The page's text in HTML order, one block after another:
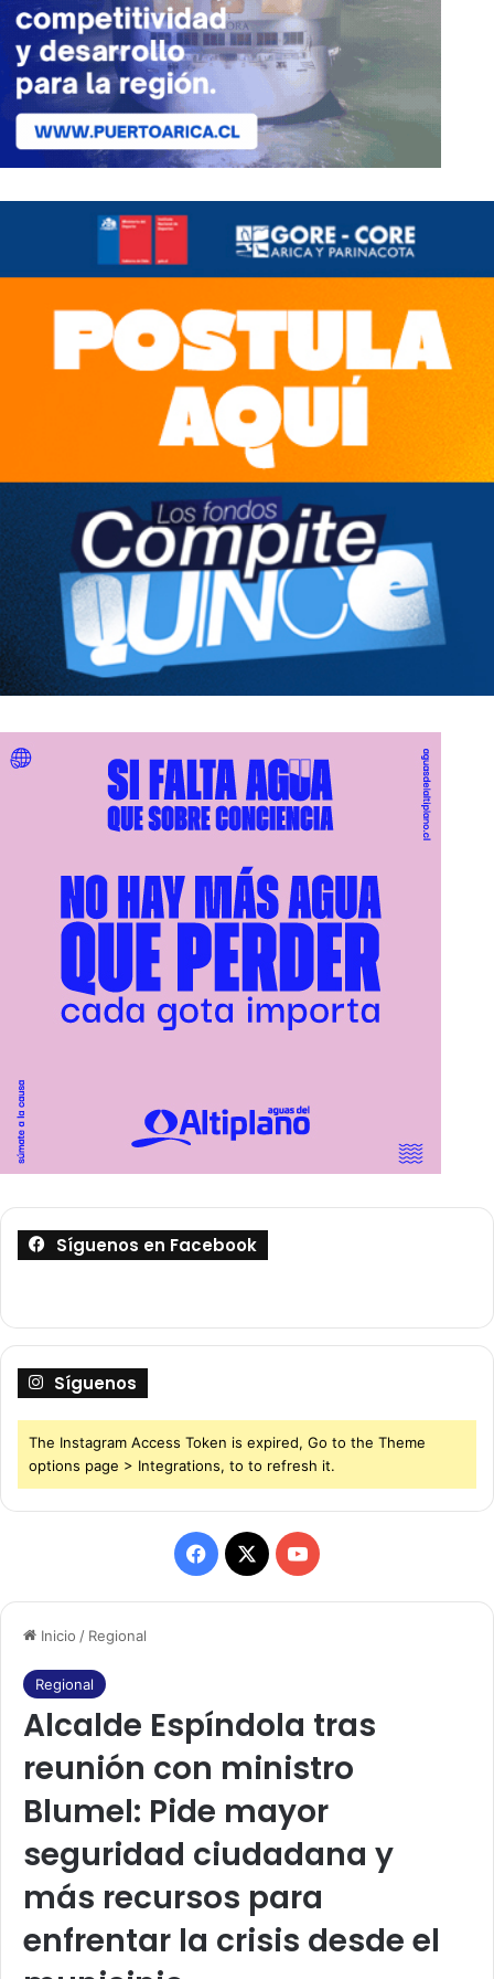
Inicio / Regional
Regional
Alcalde Espíndola tras
reunión con ministro
Blumel: Pide mayor
seguridad ciudadana y
más recursos para
enfrentar la crisis desde el
Síguenos en Facebook
Síguenos
The Instagram Access Token is expired, Go to the Theme
options page > Integrations, to to refresh it.
F
a
b
o
o
k
X
Y
o
u
b
e